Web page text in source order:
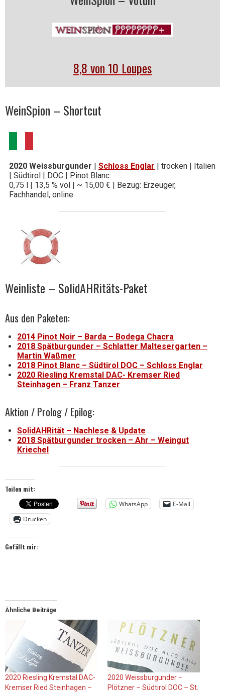
8,8 von 10 Loupes
WeinSpion – Shortcut
2020 Weissburgunder | Schloss Englar | trocken | Italien
| Südtirol | DOC | Pinot Blanc
0,75 l | 13,5 % vol | ~ 15,00 € | Bezug: Erzeuger,
Fachhandel, online
Weinliste – SolidAHRitäts-Paket
Aus den Paketen:
2014 Pinot Noir – Barda – Bodega Chacra
2018 Spätburgunder – Schlatter Maltesergarten –
Martin Waßmer
2018 Pinot Blanc – Südtirol DOC – Schloss Englar
2020 Riesling Kremstal DAC- Kremser Ried
Steinhagen – Franz Tanzer
Aktion / Prolog / Epilog:
SolidAHRität – Nachlese & Update
2018 Spätburgunder trocken – Ahr – Weingut
Kriechel
Teilen mit:
WhatsApp
E-Mail
Drucken
Gefällt mir:
Ähnliche Beiträge
2020 Riesling Kremstal DAC-
Kremser Ried Steinhagen –
2020 Weissburgunder –
Plötzner – Südtirol DOC – St.